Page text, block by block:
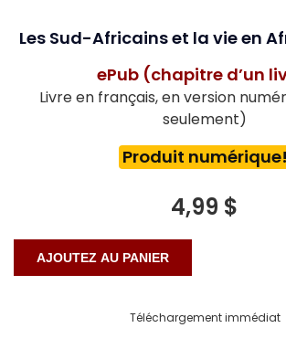
Les Sud-Africains et la vie en
ePub (chapitre d’un
Livre en français, en version
seulement)
Produit numérique!
4,99 $
Téléchargement immédiat